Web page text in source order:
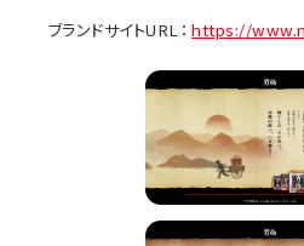
ブランドサイトURL： https://